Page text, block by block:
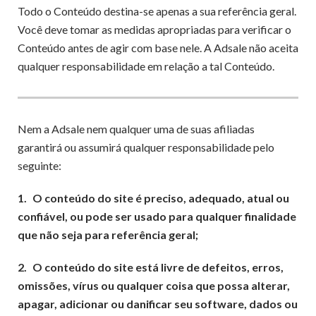
Todo o Conteúdo destina-se apenas a sua referência geral.
Você deve tomar as medidas apropriadas para verificar o
Conteúdo antes de agir com base nele. A Adsale não aceita
qualquer responsabilidade em relação a tal Conteúdo.
Nem a Adsale nem qualquer uma de suas afiliadas
garantirá ou assumirá qualquer responsabilidade pelo
seguinte:
1. O conteúdo do site é preciso, adequado, atual ou
confiável, ou pode ser usado para qualquer finalidade
que não seja para referência geral;
2. O conteúdo do site está livre de defeitos, erros,
omissões, vírus ou qualquer coisa que possa alterar,
apagar, adicionar ou danificar seu software, dados ou